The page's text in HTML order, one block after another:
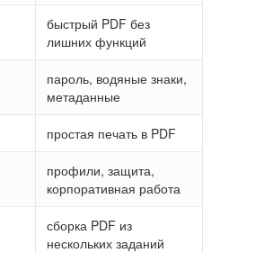
быстрый PDF без
лишних функций
пароль, водяные знаки,
метаданные
простая печать в PDF
профили, защита,
корпоративная работа
сборка PDF из
нескольких заданий